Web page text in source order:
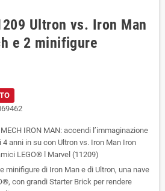
Ultron vs. Iron Man
e 2 minifigure
IRON MAN: accendi l’immaginazione
anni in su con Ultron vs. Iron Man Iron
LEGO® ǀ Marvel (11209)
minifigure di Iron Man e di Ultron, una nave
con grandi Starter Brick per rendere